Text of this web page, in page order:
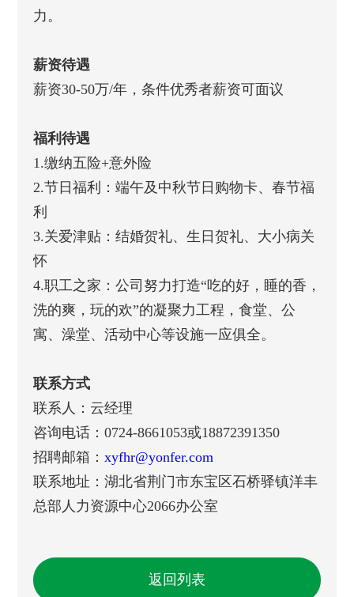
力。
薪资待遇
薪资30-50万/年，条件优秀者薪资可面议
福利待遇
1.缴纳五险+意外险
2.节日福利：端午及中秋节日购物卡、春节福
利
3.关爱津贴：结婚贺礼、生日贺礼、大小病关
怀
4.职工之家：公司努力打造“吃的好，睡的香，
洗的爽，玩的欢”的凝聚力工程，食堂、公
寓、澡堂、活动中心等设施一应俱全。
联系方式
联系人：云经理
咨询电话：0724-8661053或18872391350
招聘邮箱： xyfhr@yonfer.com
联系地址：湖北省荆门市东宝区石桥驿镇洋丰
总部人力资源中心2066办公室
返回列表